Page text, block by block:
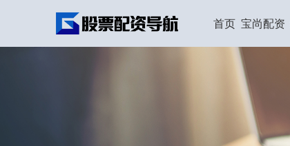
首页 宝尚配资